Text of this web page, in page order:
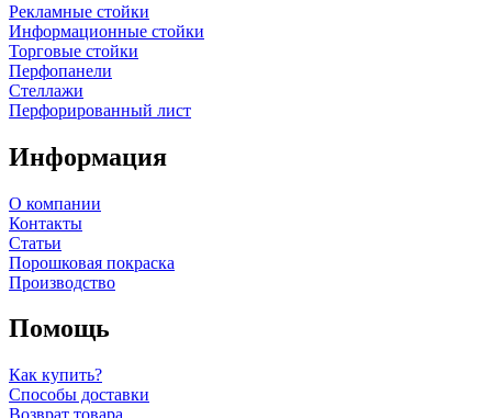
Рекламные стойки
Информационные стойки
Торговые стойки
Перфопанели
Стеллажи
Перфорированный лист
Информация
О компании
Контакты
Статьи
Порошковая покраска
Производство
Помощь
Как купить?
Способы доставки